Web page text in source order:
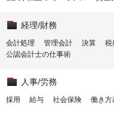
経理/財務
会計処理 管理会計 決算 税
公認会計士の仕事術
人事/労務
採用 給与 社会保険 働き方